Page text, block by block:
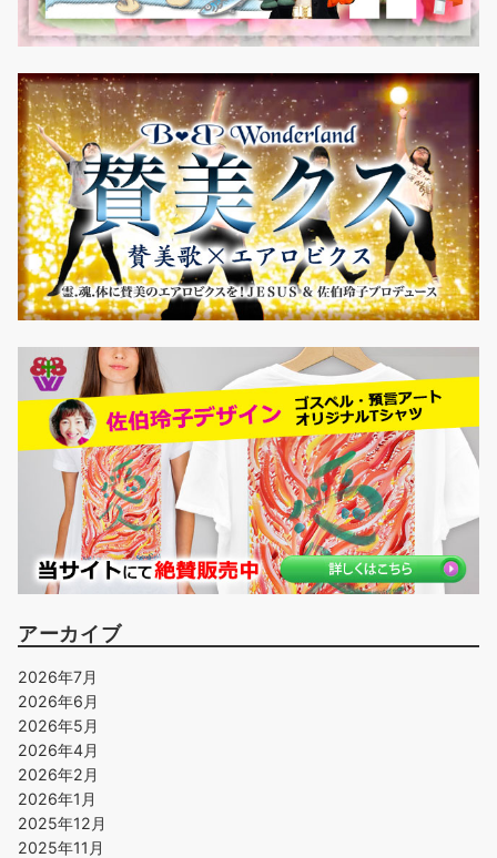
アーカイブ
2026年7月
2026年6月
2026年5月
2026年4月
2026年2月
2026年1月
2025年12月
2025年11月